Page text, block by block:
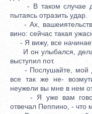
- В таком случае
пытаясь отразить удар.
- Ах,
вино: сейчас такая
- Я вижу, все
И он улыбался, делая
выступил пот.
- Послушайте, мой
все так же не-
неужели вы мне в нем
- Я уже вам
отвечал Пеппино, - что